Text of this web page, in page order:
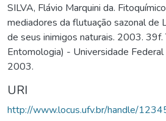
SILVA, Flávio Marquini da.
mediadores da flutuação sazonal de
de seus inimigos naturais. 2003.
Entomologia) - Universidade Federal
2003.
URI
http://www.locus.ufv.br/handle/